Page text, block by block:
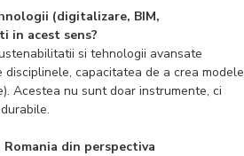
(digitalizare, BIM,
in acest sens?
si tehnologii avansate
capacitatea de a crea modele
Acestea nu sunt doar instrumente, ci
din perspectiva